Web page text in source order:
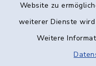
Website zu
weiterer Dienste
Weitere